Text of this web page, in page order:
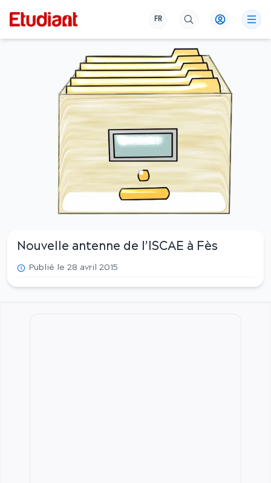
FR
Nouvelle antenne de l’ISCAE à Fès
Publié le 28 avril 2015